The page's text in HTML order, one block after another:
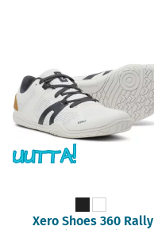
Xero Shoes 360 Rally